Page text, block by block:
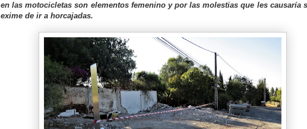
en las motocicletas son elementos femenino y por las molestias que les causaría
exime de ir a horcajadas.